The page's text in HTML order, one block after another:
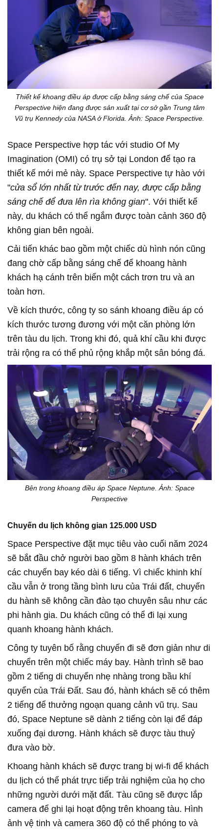
Thiết kế khoang điều áp được cấp bằng sáng chế của Space
Perspective hiện đang được sản xuất tại cơ sở gần Trung tâm
Vũ trụ Kennedy của NASA ở Florida. Ảnh: Space Perspective.
Space Perspective hợp tác với studio Of My
Imagination (OMI) có trụ sở tại London để tạo ra
thiết kế mới mẻ này. Space Perspective tự hào với
"cửa sổ lớn nhất từ trước đến nay, được cấp bằng
sáng chế để đưa lên rìa không gian". Với thiết kế
này, du khách có thể ngắm được toàn cảnh 360 độ
không gian bên ngoài.
Cải tiến khác bao gồm một chiếc dù hình nón cũng
đang chờ cấp bằng sáng chế để khoang hành
khách hạ cánh trên biển một cách trơn tru và an
toàn hơn.
Về kích thước, công ty so sánh khoang điều áp có
kích thước tương đương với một căn phòng lớn
trên tàu du lịch. Trong khi đó, quả khí cầu khi được
trải rộng ra có thể phủ rộng khắp một sân bóng đá.
Bên trong khoang điều áp Space Neptune. Ảnh: Space
Perspective
Chuyến du lịch không gian 125.000 USD
Space Perspective đặt mục tiêu vào cuối năm 2024
sẽ bắt đầu chở người bao gồm 8 hành khách trên
các chuyến bay kéo dài 6 tiếng. Vì chiếc khinh khí
cầu vẫn ở trong tầng bình lưu của Trái đất, chuyến
du hành sẽ không cần đào tạo chuyên sâu như các
phi hành gia. Du khách cũng có thể đi lại xung
quanh khoang hành khách.
Công ty tuyên bố rằng chuyến đi sẽ đơn giản như di
chuyển trên một chiếc máy bay. Hành trình sẽ bao
gồm 2 tiếng di chuyển nhẹ nhàng trong bầu khí
quyển của Trái Đất. Sau đó, hành khách sẽ có thêm
2 tiếng để thưởng ngoạn quang cảnh vũ trụ. Sau
đó, Space Neptune sẽ dành 2 tiếng còn lại để đáp
xuống đại dương. Hành khách sẽ được tàu thuỷ
đưa vào bờ.
Khoang hành khách sẽ được trang bị wi-fi để khách
du lịch có thể phát trực tiếp trải nghiệm của họ cho
những người dưới mặt đất. Tàu cũng sẽ được lắp
camera để ghi lại hoạt động trên khoang tàu. Hình
ảnh vệ tinh và camera 360 độ có thể phóng to và